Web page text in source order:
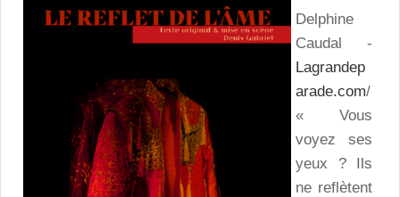
Delphine
Caudal -
Lagrandep
arade.com/
« Vous
voyez ses
yeux ? Ils
ne reflètent